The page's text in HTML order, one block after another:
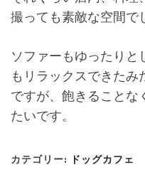
撮っても素敵な空間で
ソファーもゆったりと
もリラックスできた
ですが、飽きることな
たいです。
カテゴリー: ドッグカフェ